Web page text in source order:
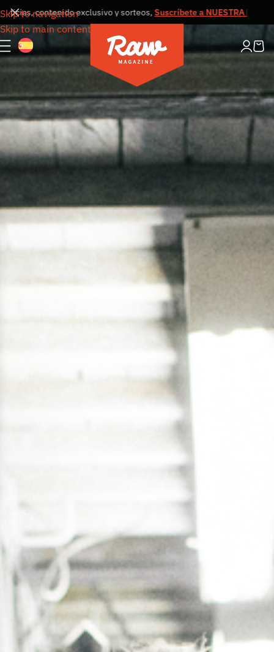
Skip to navigation
Skip to main content
contenido exclusivo y sorteos,Suscríbete a NUESTRA NEWSLETTER